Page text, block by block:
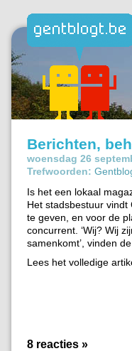
Berichten,
woensdag 26
Trefwoorden:
Is het een lokaal
Het stadsbestuur
te geven, en voor de
concurrent. ‘Wij? Wij
samenkomt’, vinden
Lees het volledige
8 reacties »